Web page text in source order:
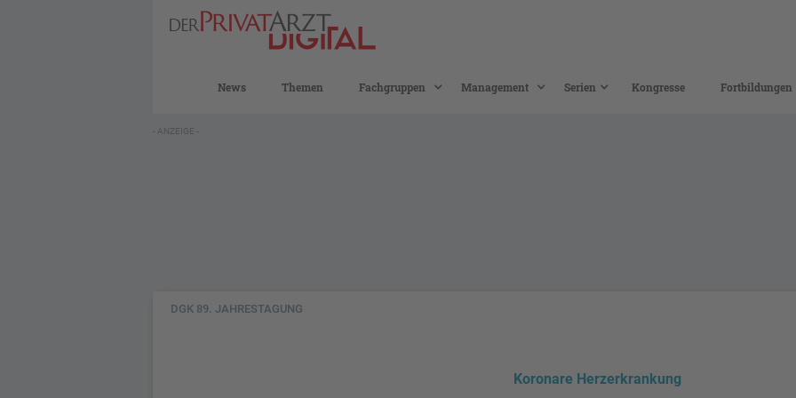
News Themen Fachgruppen Management Serien Kongresse Fortbildungen
- ANZEIGE -
DGK 89. JAHRESTAGUNG
Koronare Herzerkrankung